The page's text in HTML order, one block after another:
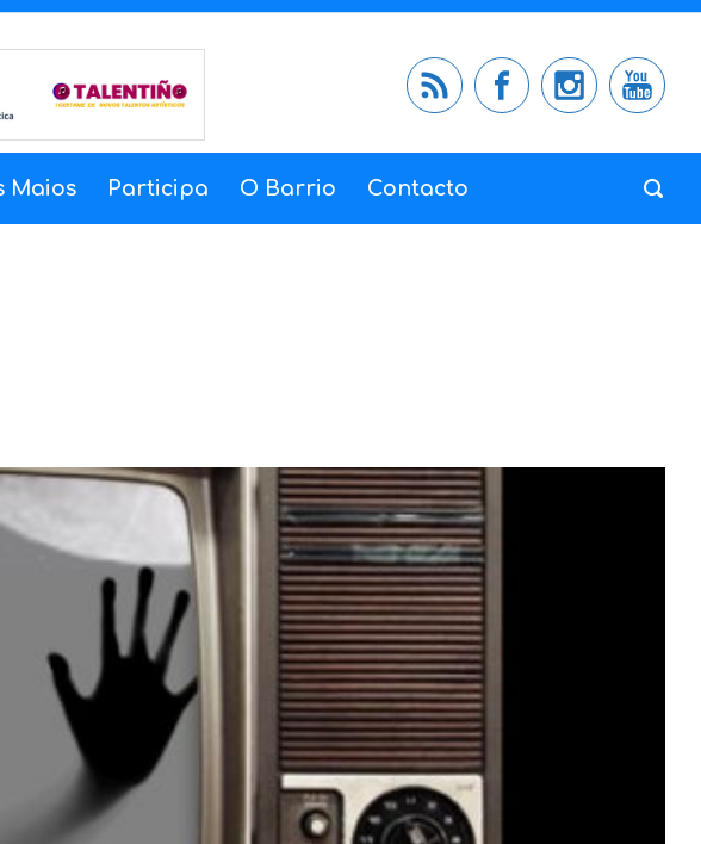
Maios Participa O Barrio Contacto